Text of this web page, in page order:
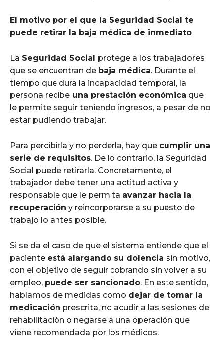
El motivo por el que la Seguridad Social te
puede retirar la baja médica de inmediato
La Seguridad Social protege a los trabajadores
que se encuentran de baja médica. Durante el
tiempo que dura la incapacidad temporal, la
persona recibe una prestación económica que
le permite seguir teniendo ingresos, a pesar de no
estar pudiendo trabajar.
Para percibirla y no perderla, hay que cumplir una
serie de requisitos. De lo contrario, la Seguridad
Social puede retirarla. Concretamente, el
trabajador debe tener una actitud activa y
responsable que le permita avanzar hacia la
recuperación y reincorporarse a su puesto de
trabajo lo antes posible.
Si se da el caso de que el sistema entiende que el
paciente está alargando su dolencia sin motivo,
con el objetivo de seguir cobrando sin volver a su
empleo, puede ser sancionado. En este sentido,
hablamos de medidas como dejar de tomar la
medicación prescrita, no acudir a las sesiones de
rehabilitación o negarse a una operación que
viene recomendada por los médicos.